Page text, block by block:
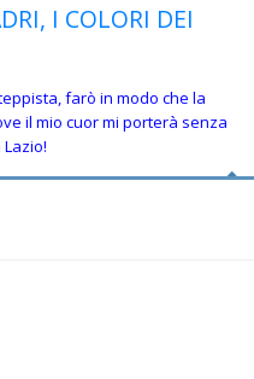
I COLORI DEI
farò in modo che la
il mio cuor mi porterà senza